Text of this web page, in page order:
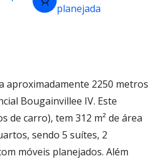
planejada
aproximadamente 2250 metros
Bougainvillee IV. Este
de carro), tem 312 m² de área
sendo 5 suítes, 2
móveis planejados. Além